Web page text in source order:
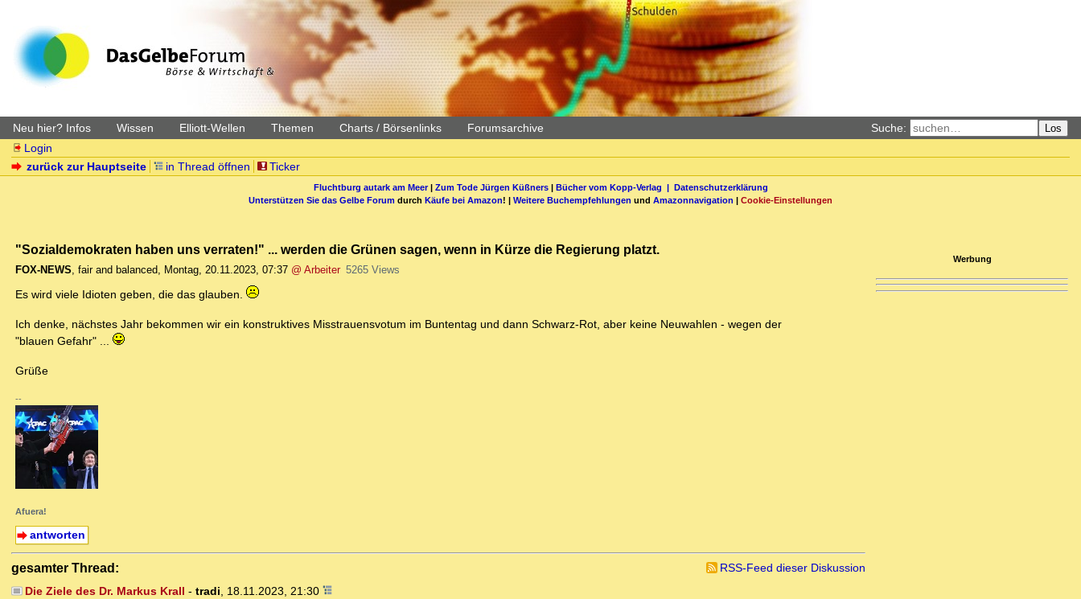
Neu hier? Infos Wissen Elliott-Wellen Themen Charts / Börsenlinks Forumsarchive Suche: Los
Login
zurück zur Hauptseite
in Thread öffnen Ticker
Fluchtburg autark am Meer| Zum Tode Jürgen Küßners| Bücher vom Kopp-Verlag | Datenschutzerklärung
Unterstützen Sie das Gelbe Forum durch Käufe bei Amazon! | Weitere Buchempfehlungen und Amazonnavigation | Cookie-Einstellungen
"Sozialdemokraten haben uns verraten!" ... werden die Grünen sagen, wenn in Kürze die Regierung platzt.
FOX-NEWS, fair and balanced, Montag, 20.11.2023, 07:37 @ Arbeiter 5265 Views
Es wird viele Idioten geben, die das glauben.
Ich denke, nächstes Jahr bekommen wir ein konstruktives Misstrauensvotum im Buntentag und dann Schwarz-Rot, aber keine Neuwahlen - wegen der
"blauen Gefahr" ...
Grüße
--
Afuera!
antworten
gesamter Thread:
RSS-Feed dieser Diskussion
Die Ziele des Dr. Markus Krall - tradi
18.11.2023, 21:30
Werbung